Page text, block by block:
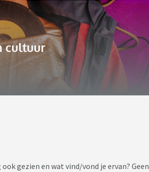
cultuur
gezien en wat vind/vond je ervan? Geen